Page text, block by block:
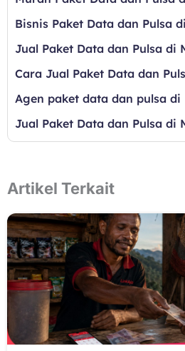
Bisnis Paket Data dan Pulsa
Jual Paket Data dan Pulsa di
Cara Jual Paket Data dan
Agen paket data dan pulsa di
Jual Paket Data dan Pulsa di
Artikel Terkait